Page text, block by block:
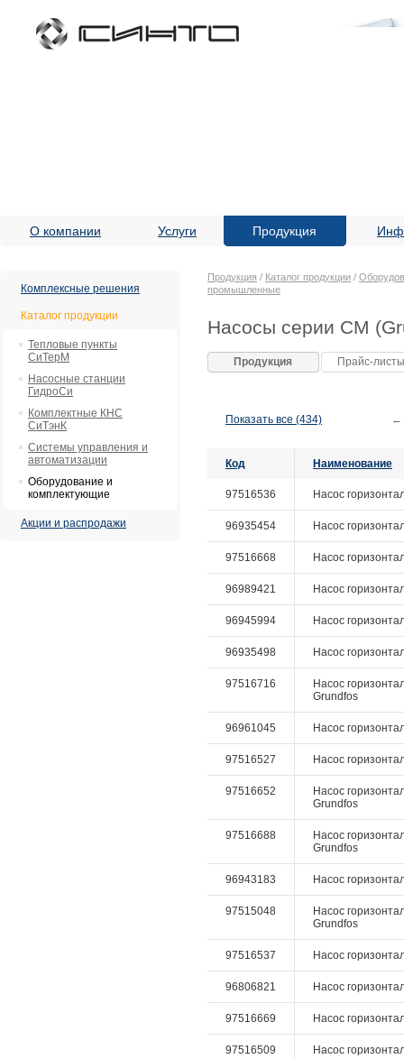
О компании Услуги Продукция
Комплексные решения
Каталог продукции
Тепловые пункты
СиТерМ
Насосные станции
ГидроСи
Комплектные КНС
СиТэнК
Системы управления и
автоматизации
Оборудование и
комплектующие
Акции и распродажи
Продукция / Каталог продукции /
промышленные
Насосы серии CM
Продукция Прайс-
Показать все (434) ←
Код Наименование
97516536 Насос
96935454 Насос
97516668 Насос
96989421 Насос
96945994 Насос
96935498 Насос
97516716
Насос
Grundfos
96961045 Насос
97516527 Насос
97516652
Насос
Grundfos
97516688
Насос
Grundfos
96943183 Насос
97515048
Насос
Grundfos
97516537 Насос
96806821 Насос
97516669 Насос
97516509 Насос